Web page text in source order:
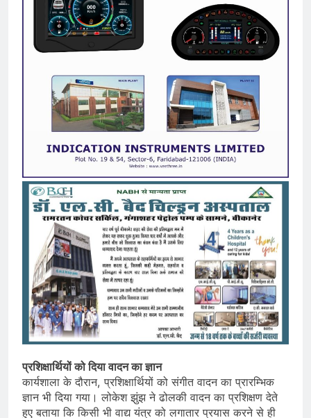
प्रशिक्षार्थियों को दिया वादन का ज्ञान
कार्यशाला के दौरान, प्रशिक्षार्थियों को संगीत वादन का प्रारम्भिक
ज्ञान भी दिया गया। लोकेश झुंझ ने ढोलकी वादन का प्रशिक्षण देते
हुए बताया कि किसी भी वाद्य यंत्र को लगातार प्रयास करने से ही